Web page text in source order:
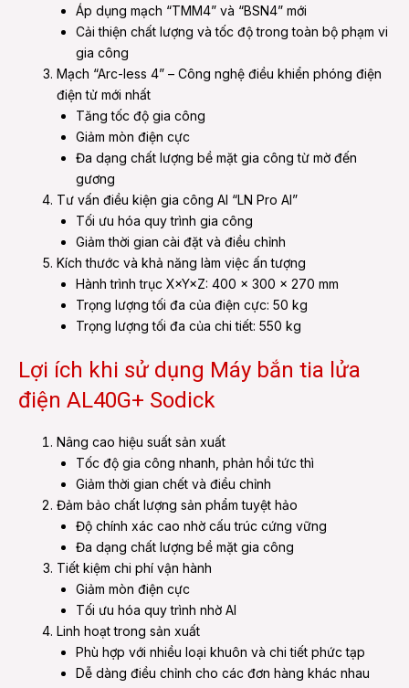
Áp dụng mạch “TMM4” và “BSN4” mới
Cải thiện chất lượng và tốc độ trong toàn bộ phạm vi
gia công
Mạch “Arc-less 4” – Công nghệ điều khiển phóng điện
điện tử mới nhất
Tăng tốc độ gia công
Giảm mòn điện cực
Đa dạng chất lượng bề mặt gia công từ mờ đến
gương
Tư vấn điều kiện gia công AI “LN Pro AI”
Tối ưu hóa quy trình gia công
Giảm thời gian cài đặt và điều chỉnh
Kích thước và khả năng làm việc ấn tượng
Hành trình trục X×Y×Z: 400 x 300 x 270 mm
Trọng lượng tối đa của điện cực: 50 kg
Trọng lượng tối đa của chi tiết: 550 kg
Lợi ích khi sử dụng Máy bắn tia lửa
điện AL40G+ Sodick
Nâng cao hiệu suất sản xuất
Tốc độ gia công nhanh, phản hồi tức thì
Giảm thời gian chết và điều chỉnh
Đảm bảo chất lượng sản phẩm tuyệt hảo
Độ chính xác cao nhờ cấu trúc cứng vững
Đa dạng chất lượng bề mặt gia công
Tiết kiệm chi phí vận hành
Giảm mòn điện cực
Tối ưu hóa quy trình nhờ AI
Linh hoạt trong sản xuất
Phù hợp với nhiều loại khuôn và chi tiết phức tạp
Dễ dàng điều chỉnh cho các đơn hàng khác nhau